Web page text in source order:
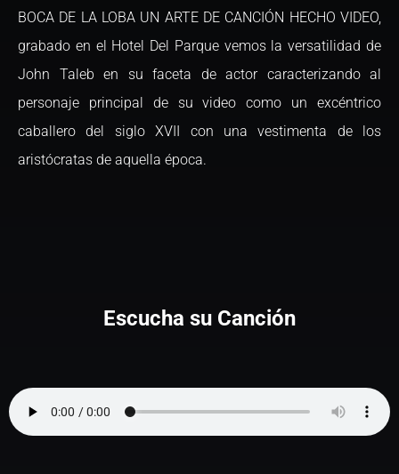
BOCA DE LA LOBA UN ARTE DE CANCIÓN HECHO VIDEO,
grabado en el Hotel Del Parque vemos la versatilidad de
John Taleb en su faceta de actor caracterizando al
personaje principal de su video como un excéntrico
caballero del siglo XVII con una vestimenta de los
aristócratas de aquella época.
Escucha su Canción